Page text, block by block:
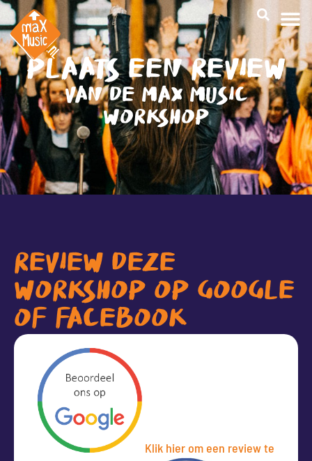
PLAATS EEN REVIEW
VAN DE MAX MUSIC
WORKSHOP
REVIEW DEZE
WORKSHOP OP GOOGLE
OF FACEBOOK
Klik hier om een review te